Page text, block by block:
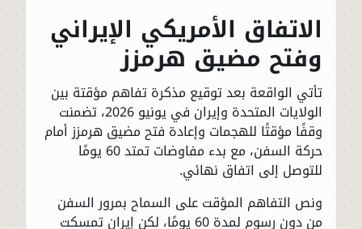
الاتفاق الأمريكي الإيراني
وفتح مضيق هرمزز
تأتي الواقعة بعد توقيع مذكرة تفاهم مؤقتة بين
الولايات المتحدة وإيران في يونيو 2026، تضمنت
وقفًا مؤقتًا للهجمات وإعادة فتح مضيق هرمزز أمام
حركة السفن، مع بدء مفاوضات تمتد 60 يومًا
للتوصل إلى اتفاق نهائي.
ونص التفاهم المؤقت على السماح بمرور السفن
من دون رسوم لمدة 60 يومًا، لكن إيران تمسكت